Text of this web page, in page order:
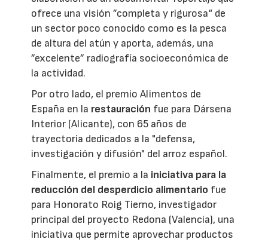
ofrece una visión ”completa y rigurosa“ de
un sector poco conocido como es la pesca
de altura del atún y aporta, además, una
”excelente” radiografía socioeconómica de
la actividad.
Por otro lado, el premio Alimentos de
España en la restauración fue para Dársena
Interior (Alicante), con 65 años de
trayectoria dedicados a la "defensa,
investigación y difusión" del arroz español.
Finalmente, el premio a la iniciativa para la
reducción del desperdicio alimentario fue
para Honorato Roig Tierno, investigador
principal del proyecto Redona (Valencia), una
iniciativa que permite aprovechar productos